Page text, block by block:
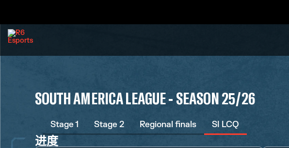
SOUTH AMERICA LEAGUE - SEASON 25/26
Stage 1 Stage 2 Regional finals SI LCQ
进度